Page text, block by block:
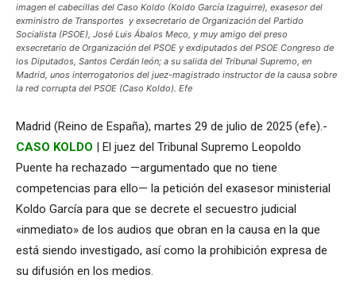
imagen el cabecillas del Caso Koldo (Koldo García Izaguirre), exasesor del
exministro de Transportes y exsecretario de Organización del Partido
Socialista (PSOE), José Luis Ábalos Meco, y muy amigo del preso
exsecretario de Organización del PSOE y exdiputados del PSOE Congreso de
los Diputados, Santos Cerdán león; a su salida del Tribunal Supremo, en
Madrid, unos interrogatorios del juez-magistrado instructor de la causa sobre
la red corrupta del PSOE (Caso Koldo). Efe
Madrid (Reino de España), martes 29 de julio de 2025 (efe).-
CASO KOLDO | El juez del Tribunal Supremo Leopoldo
Puente ha rechazado —argumentado que no tiene
competencias para ello— la petición del exasesor ministerial
Koldo García para que se decrete el secuestro judicial
«inmediato» de los audios que obran en la causa en la que
está siendo investigado, así como la prohibición expresa de
su difusión en los medios.